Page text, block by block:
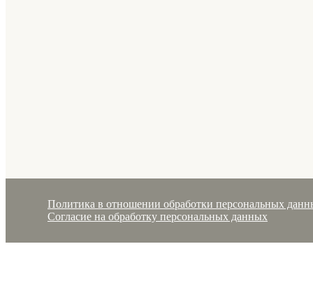
Политика в отношении обработки персональных
Согласие на обработку персональных данных